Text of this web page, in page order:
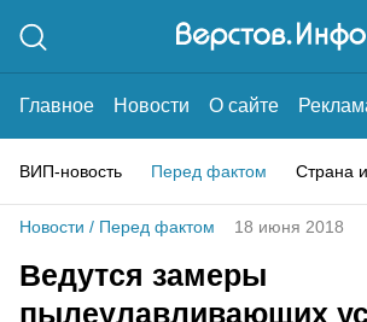
Главное Новости О сайте
ВИП-новость Перед фактом Страна
Новости / Перед фактом 18 июня 2018
Ведутся замеры
пылеулавливающих